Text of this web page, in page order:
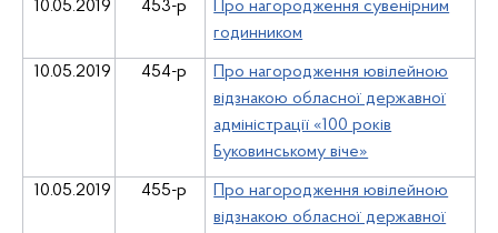
10.05.2019 453-р
Про нагородження сувенірним
годинником
10.05.2019 454-р
Про нагородження ювілейною
відзнакою обласної державної
адміністрації «100 років
Буковинському віче»
10.05.2019 455-р
Про нагородження ювілейною
відзнакою обласної державної